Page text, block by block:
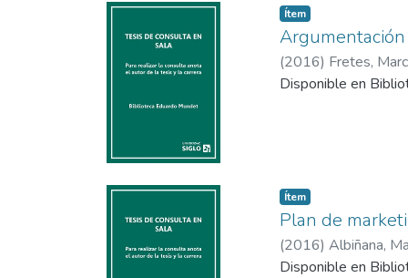
Se pretendió
los consumidores
indumentaria
El estudio se
Item type:
Ítem,
(2016) Fretes,
Disponible en
Item type:
Ítem,
Plan de
(2016) Albiñana,
Disponible en